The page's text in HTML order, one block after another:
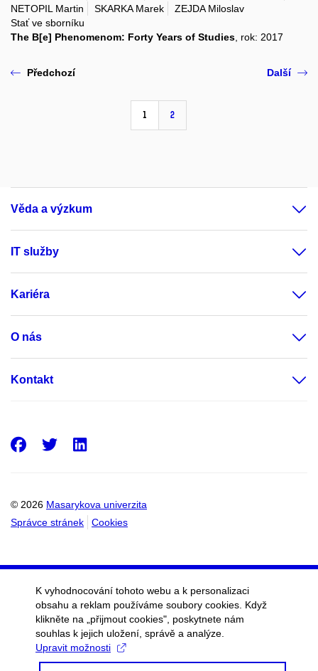
NETOPIL Martin
SKARKA Marek
ZEJDA Miloslav
Stať ve sborníku
The B[e] Phenomenom: Forty Years of Studies , rok: 2017
Předchozí
1 2
Další
Věda a výzkum
IT služby
Kariéra
O nás
Kontakt
© 2026 Masarykova univerzita
Správce stránek
Cookies
Facebook
Twitter
K vyhodnocování tohoto webu a k personalizaci
obsahu a reklam používáme soubory cookies. Když
klikněte na „přijmout cookies", poskytnete nám
souhlas k jejich uložení, správě a analýze.
Upravit možnosti